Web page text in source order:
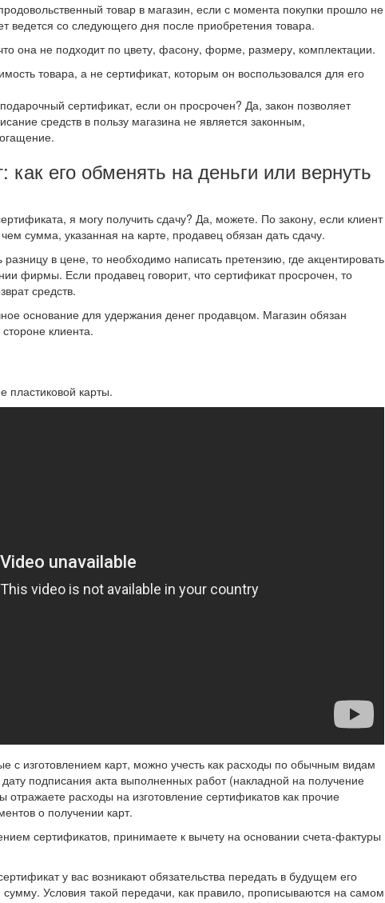
товар в магазин, если с момента покупки прошло не
ведется со следующего дня после приобретения товара.
она не подходит по цвету, фасону, форме, размеру, комплектации.
товара, а не сертификат, которым он воспользовался для его
сертификат, если он просрочен? Да, закон позволяет
средств в пользу магазина не является законным,
его обменять на деньги или вернуть
я могу получить сдачу? Да, можете. По закону, если клиент
сумма, указанная на карте, продавец обязан дать сдачу.
в цене, то необходимо написать претензию, где акцентировать
фирмы. Если продавец говорит, что сертификат просрочен, то
средств.
основание для удержания денег продавцом. Магазин обязан
клиента.
карты.
с изготовлением карт, можно учесть как расходы по обычным видам
подписания акта выполненных работ (накладной на получение
отражаете расходы на изготовление сертификатов как прочие
о получении карт.
сертификатов, принимаете к вычету на основании счета-фактуры
у вас возникают обязательства передать в будущем его
Условия такой передачи, как правило, прописываются на самом